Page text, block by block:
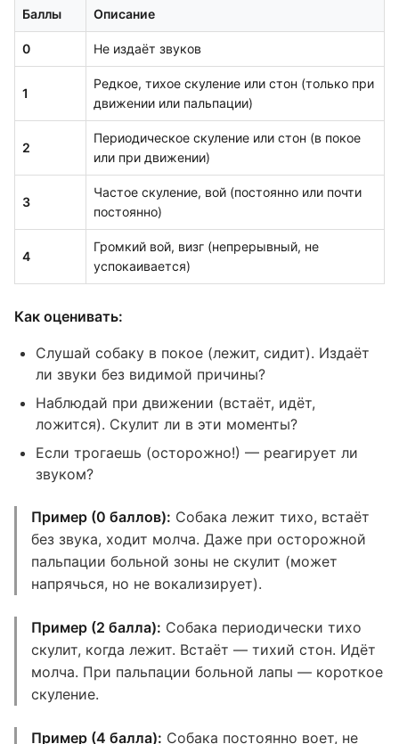
Баллы Описание
0 Не издаёт звуков
1
Редкое, тихое скуление или стон (только при
движении или пальпации)
2
Периодическое скуление или стон (в покое
или при движении)
3
Частое скуление, вой (постоянно или почти
постоянно)
4
Громкий вой, визг (непрерывный, не
успокаивается)
Как оценивать:
Слушай собаку в покое (лежит, сидит). Издаёт
ли звуки без видимой причины?
Наблюдай при движении (встаёт, идёт,
ложится). Скулит ли в эти моменты?
Если трогаешь (осторожно!) — реагирует ли
звуком?
Пример (0 баллов): Собака лежит тихо, встаёт
без звука, ходит молча. Даже при осторожной
пальпации больной зоны не скулит (может
напрячься, но не вокализирует).
Пример (2 балла): Собака периодически тихо
скулит, когда лежит. Встаёт — тихий стон. Идёт
молча. При пальпации больной лапы — короткое
скуление.
Пример (4 балла): Собака постоянно воет, не